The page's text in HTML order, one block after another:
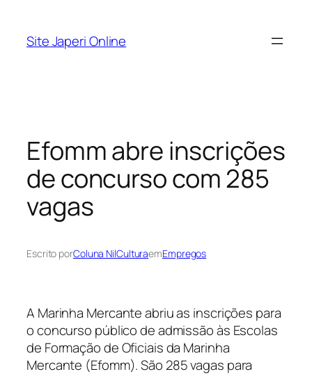
Site Japeri Online
Efomm abre inscrições
de concurso com 285
vagas
Escrito porColuna NilCulturaemEmpregos
A Marinha Mercante abriu as inscrições para
o concurso público de admissão às Escolas
de Formação de Oficiais da Marinha
Mercante (Efomm). São 285 vagas para